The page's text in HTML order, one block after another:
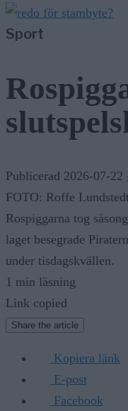
Sport
Publicerad 2026-07-22
FOTO: Roffe
Rospiggarna tog
laget besegrade
under tisdagskvällen.
1 min läsning
Link copied
Share the article
Kopiera länk
E-post
Facebook